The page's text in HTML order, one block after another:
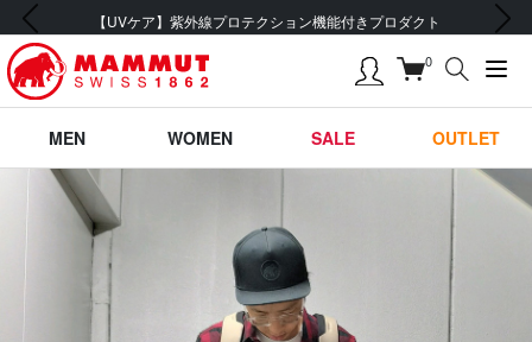
【UVケア】紫外線プロテクション機能付きプロダクト
前の画像 次の画像
0
MEN WOMEN SALE OUTLET